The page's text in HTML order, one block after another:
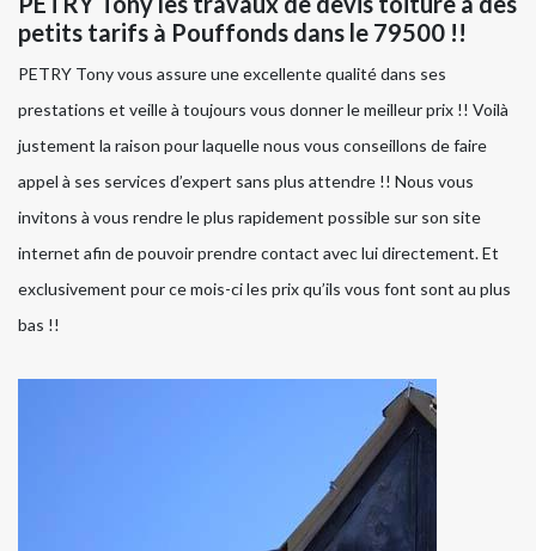
petits tarifs à Pouffonds dans le 79500 !!
PETRY Tony vous assure une excellente qualité dans ses
prestations et veille à toujours vous donner le meilleur prix !! Voilà
justement la raison pour laquelle nous vous conseillons de faire
appel à ses services d’expert sans plus attendre !! Nous vous
invitons à vous rendre le plus rapidement possible sur son site
internet afin de pouvoir prendre contact avec lui directement. Et
exclusivement pour ce mois-ci les prix qu’ils vous font sont au plus
bas !!